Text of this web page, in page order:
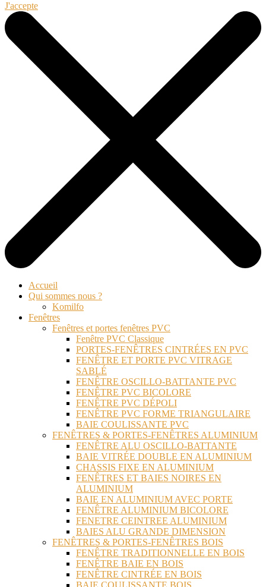
J'accepte
Accueil
Qui sommes nous ?
Komilfo
Fenêtres
Fenêtres et portes fenêtres PVC
Fenêtre PVC Classique
PORTES-FENÊTRES CINTRÉES EN PVC
FENÊTRE ET PORTE PVC VITRAGE
SABLÉ
FENÊTRE OSCILLO-BATTANTE PVC
FENÊTRE PVC BICOLORE
FENÊTRE PVC DÉPOLI
FENÊTRE PVC FORME TRIANGULAIRE
BAIE COULISSANTE PVC
FENÊTRES & PORTES-FENÊTRES ALUMINIUM
FENÊTRE ALU OSCILLO-BATTANTE
BAIE VITRÉE DOUBLE EN ALUMINIUM
CHASSIS FIXE EN ALUMINIUM
FENÊTRES ET BAIES NOIRES EN
ALUMINIUM
BAIE EN ALUMINIUM AVEC PORTE
FENÊTRE ALUMINIUM BICOLORE
FENETRE CEINTREE ALUMINIUM
BAIES ALU GRANDE DIMENSION
FENÊTRES & PORTES-FENÊTRES BOIS
FENÊTRE TRADITIONNELLE EN BOIS
FENÊTRE BAIE EN BOIS
FENÊTRE CINTRÉE EN BOIS